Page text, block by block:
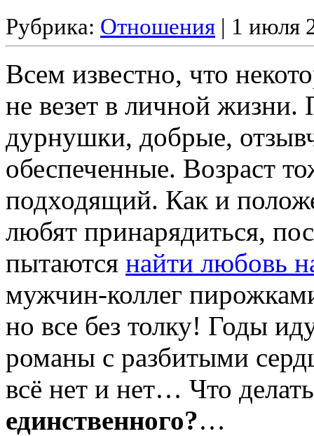
Рубрика: Отношения | 1 июля
Всем известно, что
не везет в личной
дурнушки, добрые,
обеспеченные. Возраст
подходящий. Как и
любят принарядиться,
пытаются найти любовь
мужчин-коллег
но все без толку! Годы
романы с разбитыми
всё нет и нет… Что
единственного?…